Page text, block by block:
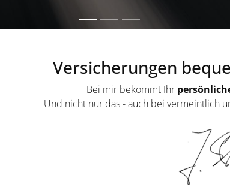
Versicherungen
Bei mir bekommt Ihr
Und nicht nur das - auch bei vermeintlich